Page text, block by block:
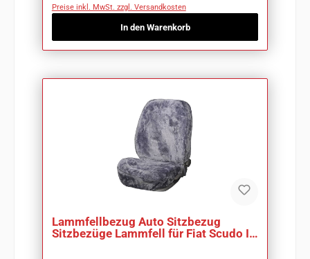
Preise inkl. MwSt. zzgl. Versandkosten
In den Warenkorb
Lammfellbezug Auto Sitzbezug
Sitzbezüge Lammfell für Fiat Scudo III